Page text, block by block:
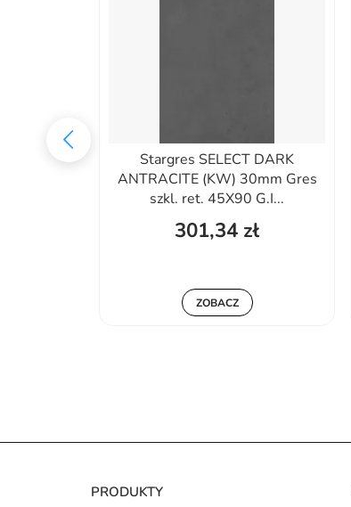
Stargres SELECT DARK
ANTRACITE (KW) 30mm Gres
szkl. ret. 45X90 G.I...
301,34 zł
ZOBACZ
PRODUKTY